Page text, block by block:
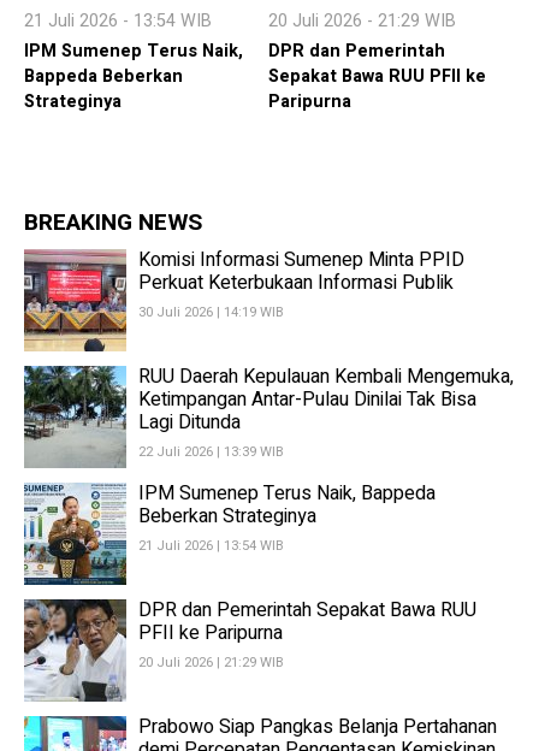
21 Juli 2026 - 13:54 WIB
IPM Sumenep Terus Naik,
Bappeda Beberkan
Strateginya
20 Juli 2026 - 21:29 WIB
DPR dan Pemerintah
Sepakat Bawa RUU PFII ke
Paripurna
BREAKING NEWS
Komisi Informasi Sumenep Minta PPID
Perkuat Keterbukaan Informasi Publik
30 Juli 2026 | 14:19 WIB
RUU Daerah Kepulauan Kembali Mengemuka,
Ketimpangan Antar-Pulau Dinilai Tak Bisa
Lagi Ditunda
22 Juli 2026 | 13:39 WIB
IPM Sumenep Terus Naik, Bappeda
Beberkan Strateginya
21 Juli 2026 | 13:54 WIB
DPR dan Pemerintah Sepakat Bawa RUU
PFII ke Paripurna
20 Juli 2026 | 21:29 WIB
Prabowo Siap Pangkas Belanja Pertahanan